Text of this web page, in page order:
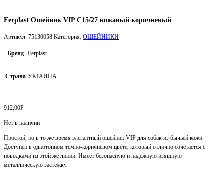
Ferplast Ошейник VIP C15/27 кожаный коричневый
Артикул: 75130058 Категория: ОШЕЙНИКИ
Бренд Ferplast
Страна УКРАИНА
912,00Р
Нет в наличии
Простой, но в то же время элегантный ошейник VIP для собак из бычьей кожи.
Доступен в однотонном темно-коричневом цвете, который отлично сочетается с
поводками из этой же линии. Имеет безопасную и надежную изящную
металлическую застежку.